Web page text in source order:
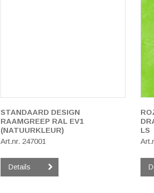
STANDAARD DESIGN
RAAMGREEP RAL EV1
(NATUURKLEUR)
Art.nr. 247001
Details
LS